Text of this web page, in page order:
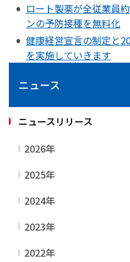
ロート製薬が全従業員
ンの予防接種を無料化
健康経営宣言の制定と
を実施していきます
ニュース
ニュースリリース
2026年
2025年
2024年
2023年
2022年